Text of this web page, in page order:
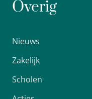
Overig
Nieuws
Zakelijk
Scholen